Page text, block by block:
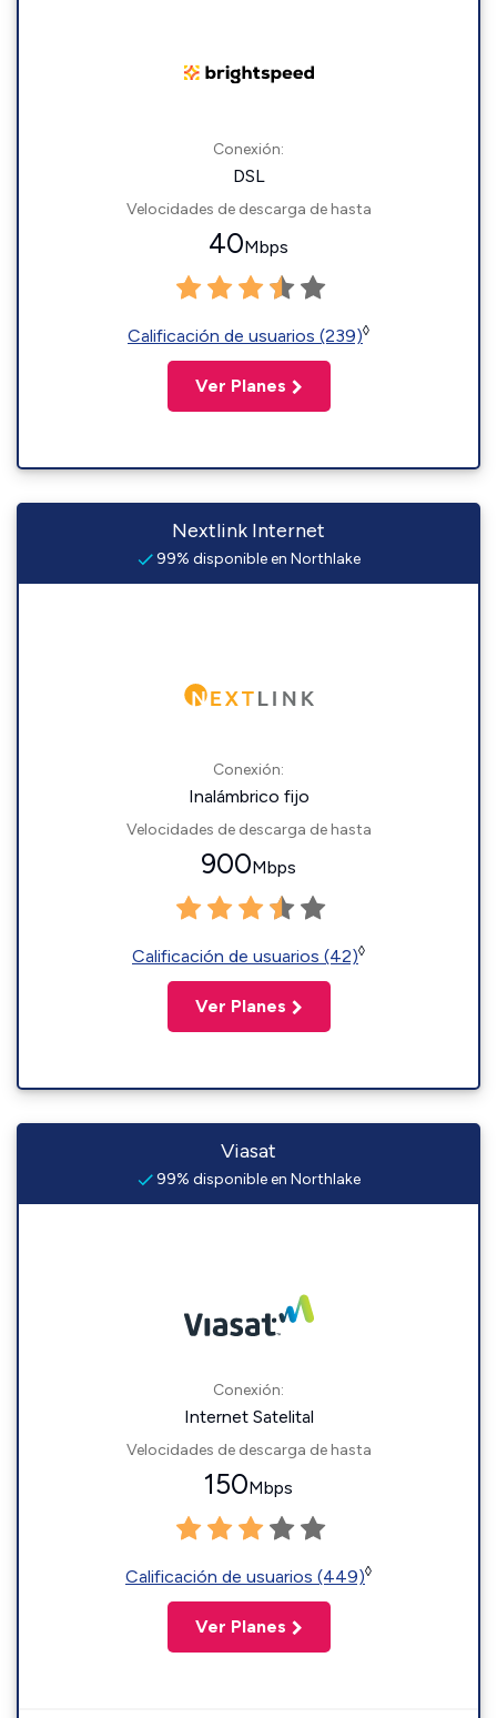
Conexión:
DSL
Velocidades de descarga de hasta
40Mbps
Calificación de usuarios (239)◊
Ver Planes
Nextlink Internet
99% disponible en Northlake
Conexión:
Inalámbrico fijo
Velocidades de descarga de hasta
900Mbps
Calificación de usuarios (42)◊
Ver Planes
Viasat
99% disponible en Northlake
Conexión:
Internet Satelital
Velocidades de descarga de hasta
150Mbps
Calificación de usuarios (449)◊
Ver Planes